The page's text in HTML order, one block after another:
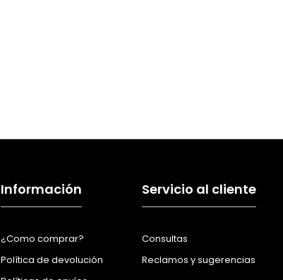
Información
¿Como comprar?
Política de devolución
Servicio al cliente
Consultas
Reclamos y sugerencias